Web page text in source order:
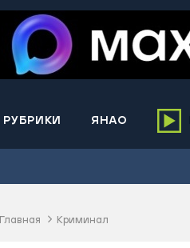
РУБРИКИ ЯНАО
район
Главная Криминал